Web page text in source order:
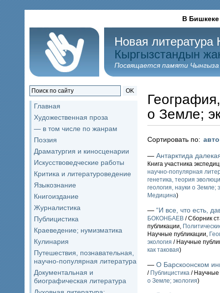
В Бишкеке
Новая литература
Кыргызстандын
Посвящается памяти
OK
Главная
Художественная проза
— в том числе по жанрам
Поэзия
Драматургия и киносценарии
Искусствоведческие работы
Критика и литературоведение
Языкознание
Книгоиздание
Журналистика
Публицистика
Краеведение; нумизматика
Кулинария
Путешествия, познавательная,
научно-популярная литература
Документальная и
биографическая литература
о Земле;
Сортировать по:
— Антарктида
Книга участника
научно-популярная
генетика, теория
геология, науки о Земле;
Медицина)
— “И все, что есть,
БОКОНБАЕВ / Сборник
публикации,
Научные публикации,
экология / Научные
как таковая)
— О Барскоонском
/ Публицистика / Научные
о Земле; экология)